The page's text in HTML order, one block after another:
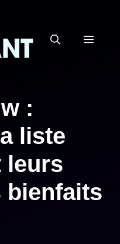
:
liste
leurs
bienfaits